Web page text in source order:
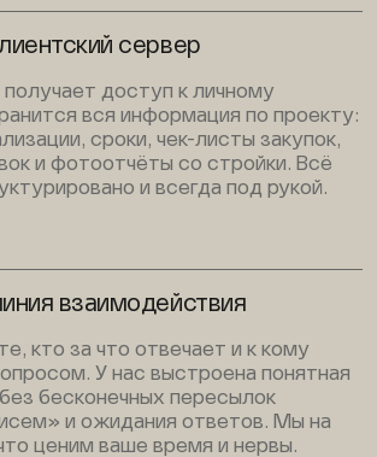
сервер
доступ к личному
вся информация по проекту:
сроки, чек-листы закупок,
и фотоотчёты со стройки. Всё
и всегда под рукой.
взаимодействия
кто за что отвечает и к кому
У нас выстроена понятная
бесконечных пересылок
и ожидания ответов. Мы на
ценим ваше время и нервы.